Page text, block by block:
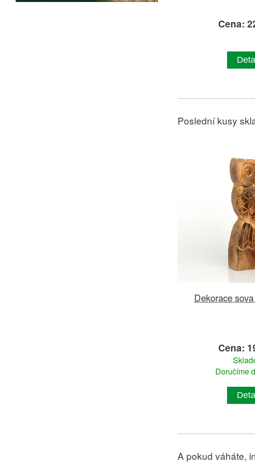
Cena:
Poslední kusy
Dekorace
Cena:
Doručíme
A pokud váháte,